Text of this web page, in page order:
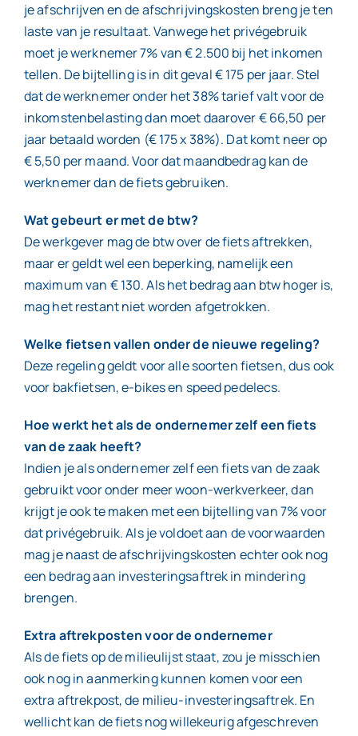
je afschrijven en de afschrijvingskosten breng je ten
laste van je resultaat. Vanwege het privégebruik
moet je werknemer 7% van € 2.500 bij het inkomen
tellen. De bijtelling is in dit geval € 175 per jaar. Stel
dat de werknemer onder het 38% tarief valt voor de
inkomstenbelasting dan moet daarover € 66,50 per
jaar betaald worden (€ 175 x 38%). Dat komt neer op
€ 5,50 per maand. Voor dat maandbedrag kan de
werknemer dan de fiets gebruiken.
Wat gebeurt er met de btw?
De werkgever mag de btw over de fiets aftrekken,
maar er geldt wel een beperking, namelijk een
maximum van € 130. Als het bedrag aan btw hoger is,
mag het restant niet worden afgetrokken.
Welke fietsen vallen onder de nieuwe regeling?
Deze regeling geldt voor alle soorten fietsen, dus ook
voor bakfietsen, e-bikes en speed pedelecs.
Hoe werkt het als de ondernemer zelf een fiets
van de zaak heeft?
Indien je als ondernemer zelf een fiets van de zaak
gebruikt voor onder meer woon-werkverkeer, dan
krijgt je ook te maken met een bijtelling van 7% voor
dat privégebruik. Als je voldoet aan de voorwaarden
mag je naast de afschrijvingskosten echter ook nog
een bedrag aan investeringsaftrek in mindering
brengen.
Extra aftrekposten voor de ondernemer
Als de fiets op de milieulijst staat, zou je misschien
ook nog in aanmerking kunnen komen voor een
extra aftrekpost, de milieu-investeringsaftrek. En
wellicht kan de fiets nog willekeurig afgeschreven